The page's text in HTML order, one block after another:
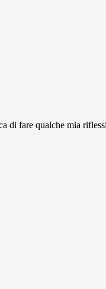
fare qualche mia